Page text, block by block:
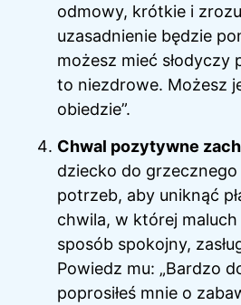
odmowy, krótkie i
uzasadnienie będzie
możesz mieć słodyczy
to niezdrowe. Możesz
obiedzie”.
Chwal pozytywne
dziecko do
potrzeb, aby uniknąć
chwila, w której
sposób spokojny,
Powiedz mu: „Bardzo
poprosiłeś mnie o